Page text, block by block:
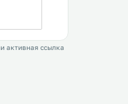
активная ссылка